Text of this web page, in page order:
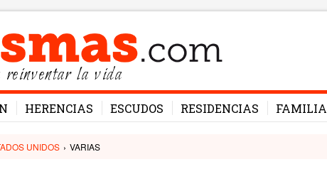
reinventar la vida
HERENCIAS ESCUDOS RESIDENCIAS FAMILIA
UNIDOS › VARIAS